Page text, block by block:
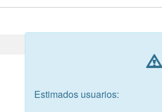
Estimados usuarios: